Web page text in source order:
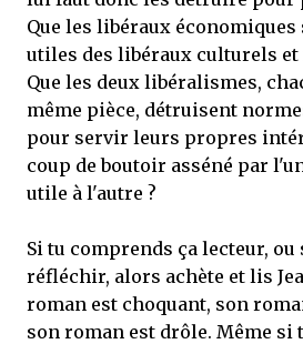
Que les libéraux
utiles des libéraux culturels
Que les deux libéralismes,
même pièce, détruisent
pour servir leurs propres
coup de boutoir asséné par
utile à l'autre ?
Si tu comprends ça lecteur, ou
réfléchir, alors achète et lis
roman est choquant, son
son roman est drôle. Même si